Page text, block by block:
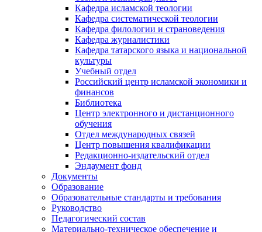
Кафедра исламской теологии
Кафедра систематической теологии
Кафедра филологии и страноведения
Кафедра журналистики
Кафедра татарского языка и национальной
культуры
Учебный отдел
Российский центр исламской экономики и
финансов
Библиотека
Центр электронного и дистанционного
обучения
Отдел международных связей
Центр повышения квалификации
Редакционно-издательский отдел
Эндаумент фонд
Документы
Образование
Образовательные стандарты и требования
Руководство
Педагогический состав
Материально-техническое обеспечение и